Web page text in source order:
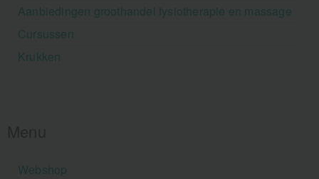
Aanbiedingen groothandel fysiotherapie en massage
Cursussen
Krukken
Webshop